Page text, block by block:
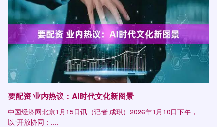
要配资 业内热议：AI时代文化新图景
中国经济网北京1月15日讯（记者 成琪）2026年1月10日下午，
以“开放协同：....